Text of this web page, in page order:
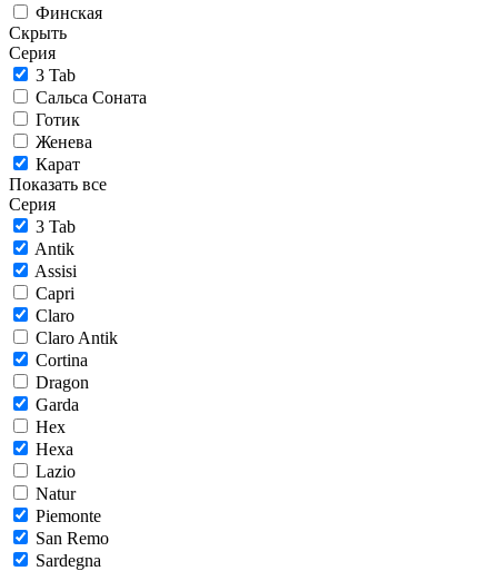
Финская
Скрыть
Серия
3 Tab
Сальса Соната
Готик
Женева
Карат
Показать все
Серия
3 Tab
Antik
Assisi
Capri
Claro
Claro Antik
Cortina
Dragon
Garda
Hex
Hexa
Lazio
Natur
Piemonte
San Remo
Sardegna